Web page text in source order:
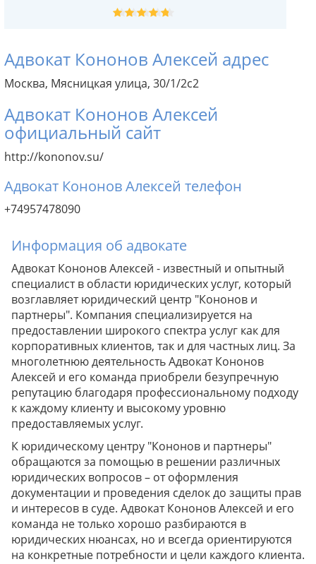
Адвокат Кононов Алексей адрес
Москва, Мясницкая улица, 30/1/2с2
Адвокат Кононов Алексей
официальный сайт
http://kononov.su/
Адвокат Кононов Алексей телефон
+74957478090
Информация об адвокате
Адвокат Кононов Алексей - известный и опытный
специалист в области юридических услуг, который
возглавляет юридический центр "Кононов и
партнеры". Компания специализируется на
предоставлении широкого спектра услуг как для
корпоративных клиентов, так и для частных лиц. За
многолетнюю деятельность Адвокат Кононов
Алексей и его команда приобрели безупречную
репутацию благодаря профессиональному подходу
к каждому клиенту и высокому уровню
предоставляемых услуг.
К юридическому центру "Кононов и партнеры"
обращаются за помощью в решении различных
юридических вопросов – от оформления
документации и проведения сделок до защиты прав
и интересов в суде. Адвокат Кононов Алексей и его
команда не только хорошо разбираются в
юридических нюансах, но и всегда ориентируются
на конкретные потребности и цели каждого клиента.